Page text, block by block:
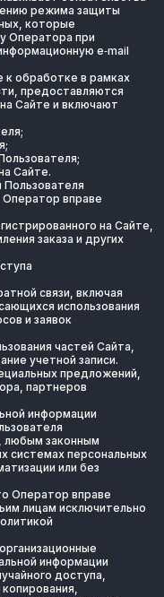
режима защиты
которые
Оператора при
e‑mail
обработке в рамках
предоставляются
Сайте и включают
Сайте.
Пользователя
Оператор вправе
на Сайте,
заказа и других
связи, включая
использования
и заявок
частей Сайта,
учетной записи.
предложений,
партнеров
информации
любым законным
системах персональных
или без
Оператор вправе
лицам исключительно
информации
доступа,